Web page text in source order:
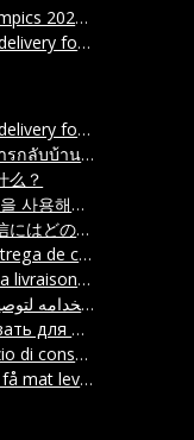
Chiang Mai
Chiang Mai?
What app to use for takeaway delivery for food in Chiang Mai?
ในเชียงใหม่
么？
야 할까요
ばいいですか？
en Chiang Mai
à Chiang Mai
أي تطبيق يمكن
в Чиангмае
a Chiang Mai
i Chiang Mai